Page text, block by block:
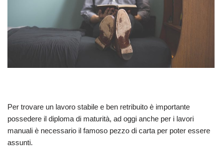
Per trovare un lavoro stabile e ben retribuito è importante
possedere il diploma di maturità, ad oggi anche per i lavori
manuali è necessario il famoso pezzo di carta per poter essere
assunti.